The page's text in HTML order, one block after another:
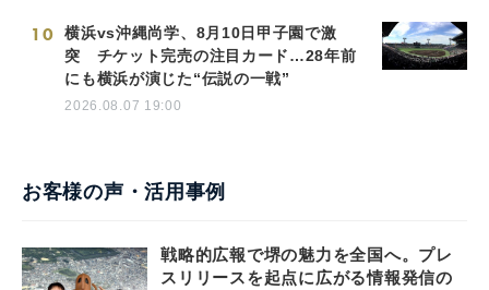
10
横浜vs沖縄尚学、8月10日甲子園で激
突 チケット完売の注目カード…28年前
にも横浜が演じた“伝説の一戦”
2026.08.07 19:00
お客様の声・活用事例
戦略的広報で堺の魅力を全国へ。プレ
スリリースを起点に広がる情報発信の